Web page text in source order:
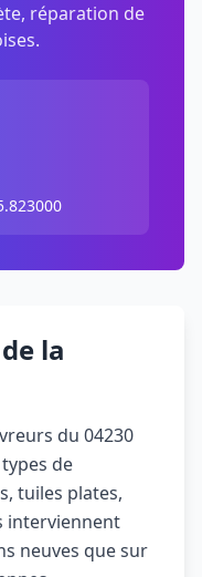
réparation de
la
du 04230
de
tuiles plates,
interviennent
neuves que sur